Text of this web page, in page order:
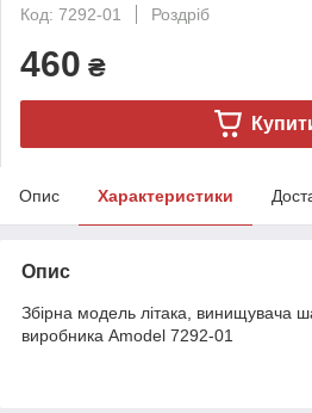
Код: 7292-01
Роздріб
460 ₴
Опис Характеристики
Опис
Збірна модель літака, винищувача
виробника Amodel 7292-01